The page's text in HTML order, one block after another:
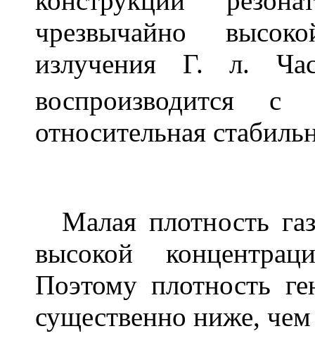
чрезвычайно
излучения Г. л.
воспроизводится
относительная
Малая плотность
высокой
Поэтому плотность
существенно ниже, чем